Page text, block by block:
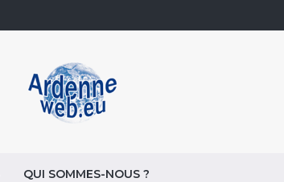
QUI SOMMES-NOUS ?